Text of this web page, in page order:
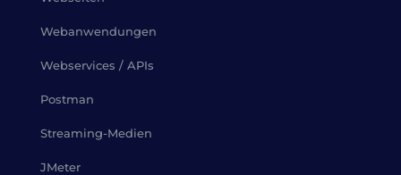
Webanwendungen
Webservices / APIs
Postman
Streaming-Medien
JMeter